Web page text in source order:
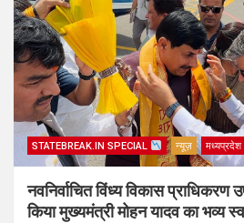
STATEBREAK.IN SPECIAL न्यूज़
नवनिर्वाचित विंध्य विकास प्राधिकरण
किया मुख्यमंत्री मोहन यादव का भव्य